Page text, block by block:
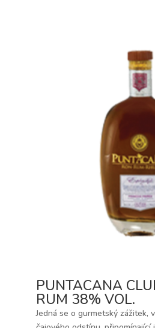
PUNTACANA
RUM 38% VOL.
Jedná se o gurmetský zážitek,